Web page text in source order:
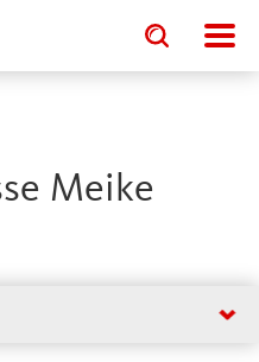
Toggle
search
input
Toggle
search
input
Meike